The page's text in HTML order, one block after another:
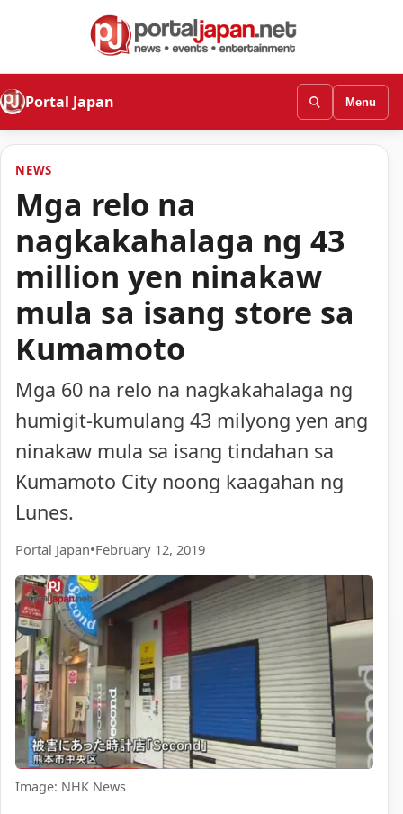
Portal Japan Menu
NEWS
Mga relo na
nagkakahalaga ng 43
million yen ninakaw
mula sa isang store sa
Kumamoto
Mga 60 na relo na nagkakahalaga ng
humigit-kumulang 43 milyong yen ang
ninakaw mula sa isang tindahan sa
Kumamoto City noong kaagahan ng
Lunes.
Portal Japan•February 12, 2019
Image: NHK News